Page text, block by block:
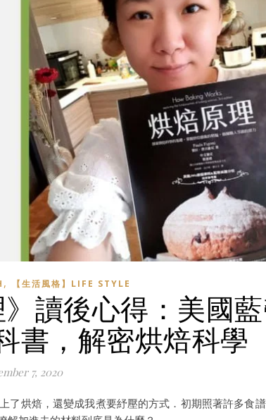
, 【生活風格】LIFE STYLE
》讀後心得：美國
書，解密烘焙科學
7, 2020
了烘焙，還變成我煮要紓壓的方式．初期照著許多食